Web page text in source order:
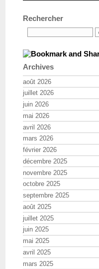
Rechercher
Archives
août 2026
juillet 2026
juin 2026
mai 2026
avril 2026
mars 2026
février 2026
décembre 2025
novembre 2025
octobre 2025
septembre 2025
août 2025
juillet 2025
juin 2025
mai 2025
avril 2025
mars 2025